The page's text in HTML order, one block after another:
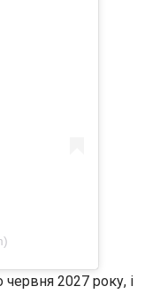
2027 року, і